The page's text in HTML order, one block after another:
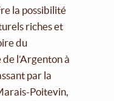
la possibilité
riches et
du
l’Argenton à
par la
Poitevin,